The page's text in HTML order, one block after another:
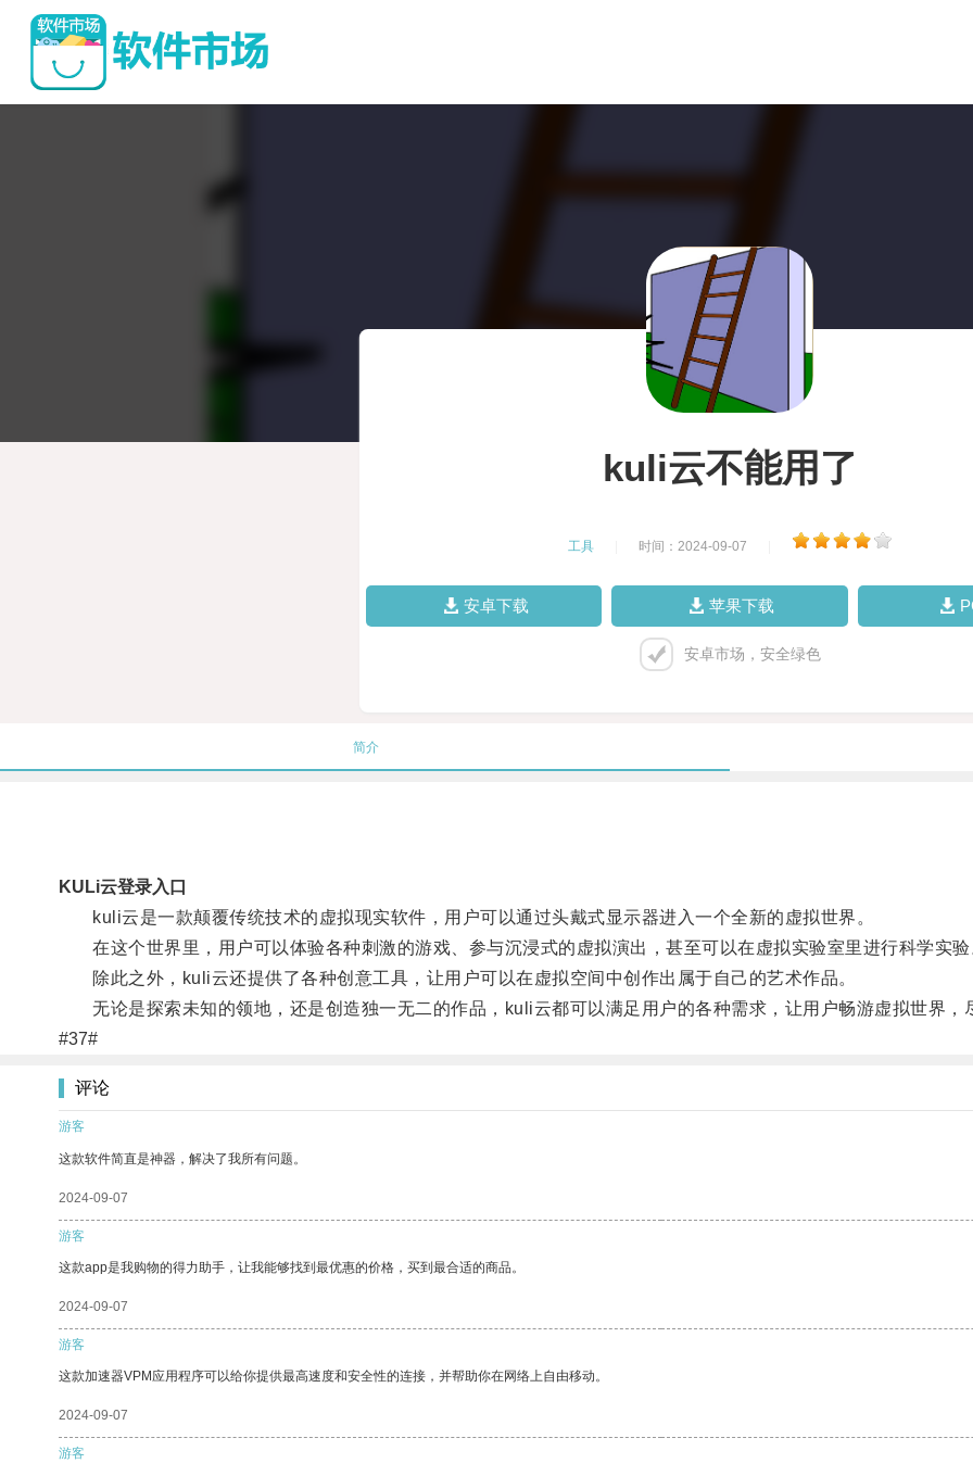
kuli云不能用了
工具 时间：2024-09-07
安卓下载 苹果下载
安卓市场，安全绿色
简介
KULi云登录入口
kuli云是一款颠覆传统技术的虚拟现实软件，用户可以通过头戴式显示器进入一个全新的虚拟世界。
在这个世界里，用户可以体验各种刺激的游戏、参与沉浸式的虚拟演出，甚至可以在虚拟实验室里进行科学实验
除此之外，kuli云还提供了各种创意工具，让用户可以在虚拟空间中创作出属于自己的艺术作品。
无论是探索未知的领地，还是创造独一无二的作品，kuli云都可以满足用户的各种需求，让用户畅游虚拟世界，
#37#
评论
游客
这款软件简直是神器，解决了我所有问题。
2024-09-07
游客
这款app是我购物的得力助手，让我能够找到最优惠的价格，买到最合适的商品。
2024-09-07
游客
这款加速器VPM应用程序可以给你提供最高速度和安全性的连接，并帮助你在网络上自由移动。
2024-09-07
游客